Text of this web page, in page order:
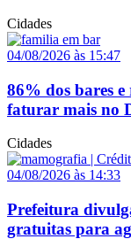
Cidades
04/08/2026 às 15:47
86% dos bares
faturar mais no
Cidades
04/08/2026 às 14:33
Prefeitura
gratuitas para